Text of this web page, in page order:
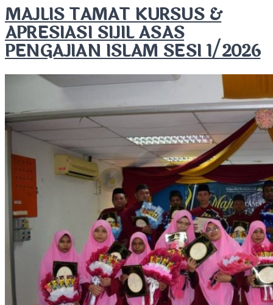
MAJLIS TAMAT KURSUS &
APRESIASI SIJIL ASAS
PENGAJIAN ISLAM SESI 1/2026